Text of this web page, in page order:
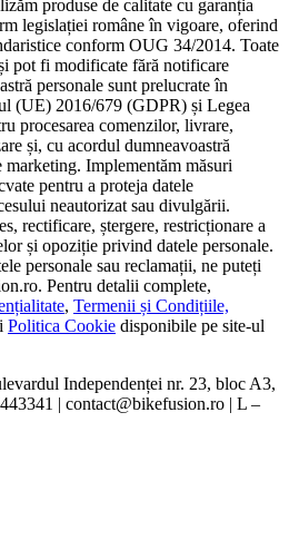
produse de calitate cu garanția
legislației române în vigoare, oferind
conform OUG 34/2014. Toate
pot fi modificate fără notificare
personale sunt prelucrate în
(UE) 2016/679 (GDPR) și Legea
procesarea comenzilor, livrare,
și, cu acordul dumneavoastră
Implementăm măsuri
pentru a proteja datele
neautorizat sau divulgării.
rectificare, ștergere, restricționare a
și opoziție privind datele personale.
personale sau reclamații, ne puteți
Pentru detalii complete,
, Termenii și Condițiile,
Politica Cookie disponibile pe site-ul
Independenței nr. 23, bloc A3,
| contact@bikefusion.ro | L –